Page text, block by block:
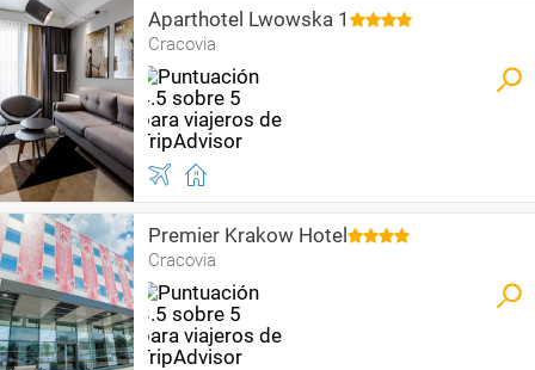
Aparthotel Lwowska 1
Cracovia
Premier Krakow Hotel
Cracovia